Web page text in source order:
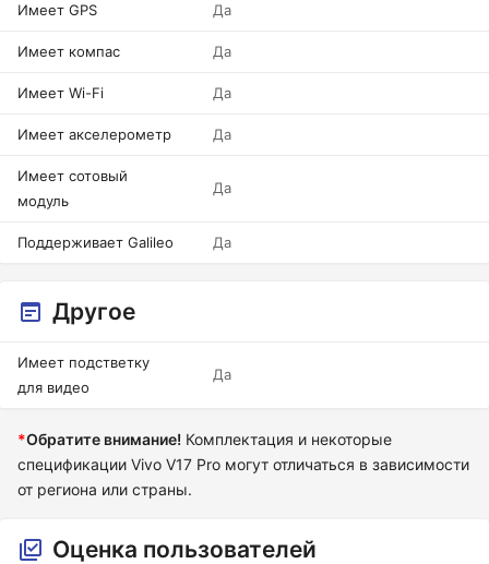
Имеет GPS Да
Имеет компас Да
Имеет Wi-Fi Да
Имеет акселерометр Да
Имеет сотовый
модуль
Да
Поддерживает Galileo Да
Другое
Имеет подстветку
для видео
Да
*Обратите внимание! Комплектация и некоторые
спецификации Vivo V17 Pro могут отличаться в зависимости
от региона или страны.
Оценка пользователей